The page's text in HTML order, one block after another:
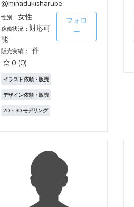
@minadukisharube
性別： 女性
稼働状況： 対応可
能
販売実績： -件
0 (0)
フォロ
ー
イラスト依頼・販売
デザイン依頼・販売
2D・3Dモデリング